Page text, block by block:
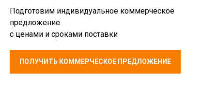
Подготовим индивидуальное коммерческое
предложение
с ценами и сроками поставки
ПОЛУЧИТЬ КОММЕРЧЕСКОЕ ПРЕДЛОЖЕНИЕ